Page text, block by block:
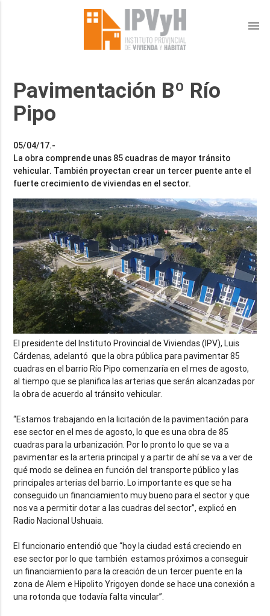
menu
Pavimentación Bº Río
Pipo
05/04/17.-
La obra comprende unas 85 cuadras de mayor tránsito
vehicular. También proyectan crear un tercer puente ante el
El presidente del Instituto Provincial de Viviendas (IPV), Luis
Cárdenas, adelantó que la obra pública para pavimentar 85
cuadras en el barrio Río Pipo comenzaría en el mes de agosto,
al tiempo que se planifica las arterias que serán alcanzadas por
la obra de acuerdo al tránsito vehicular.
“Estamos trabajando en la licitación de la pavimentación para
ese sector en el mes de agosto, lo que es una obra de 85
cuadras para la urbanización. Por lo pronto lo que se va a
pavimentar es la arteria principal y a partir de ahí se va a ver de
qué modo se delinea en función del transporte público y las
principales arterias del barrio. Lo importante es que se ha
conseguido un financiamiento muy bueno para el sector y que
nos va a permitir dotar a las cuadras del sector”, explicó en
Radio Nacional Ushuaia.
El funcionario entendió que “hoy la ciudad está creciendo en
ese sector por lo que también estamos próximos a conseguir
un financiamiento para la creación de un tercer puente en la
zona de Alem e Hipolito Yrigoyen donde se hace una conexión a
una rotonda que todavía falta vincular”.